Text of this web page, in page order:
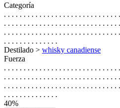
Categoría
. . . . . . . . . . . . . . . . . . . . . . . . . . . .
. . . . . . . . . . . . . . . . . . . . . . . . . . . .
. . . . . . . . . . . . . . . . . . . . . . . . . . . .
. . . . . . . . . . . . . .
Destilado > whisky canadiense
Fuerza
. . . . . . . . . . . . . . . . . . . . . . . . . . . .
. . . . . . . . . . . . . . . . . . . . . . . . . . . .
. . . . . . . . . . . . . . . . . . . . . . . . . . . .
. . . . . . . . . . . . . .
40%